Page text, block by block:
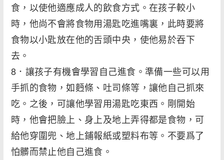
食，以使他適應成人的飲食方式。在孩子較小
時，他尚不會將食物用湯匙吃進嘴裏，此時要將
食物以小匙放在他的舌頭中央，使他易於吞下
去。
8．讓孩子有機會學習自己進食。準備一些可以用
手抓的食物，如麪條、吐司條等，讓他自己抓來
吃。之後，可讓他學習用湯匙吃東西。剛開始
時，他會把臉上、身上及地上弄得都是食物，可
給他穿圍兜、地上鋪報紙或塑料布等。不要爲了
怕髒而禁止他自己進食。